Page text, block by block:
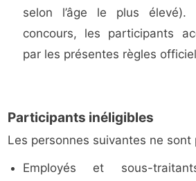
selon l’âge le plus élevé).
concours, les participants
par les présentes règles
Participants inéligibles
Les personnes suivantes ne sont
Employés et sous-